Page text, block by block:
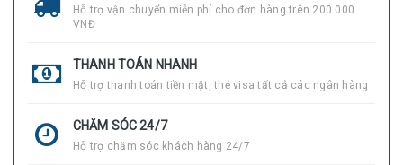
Hỗ trợ vận chuyển miễn phí cho đơn hàng trên 200.000
VNĐ
THANH TOÁN NHANH
Hỗ trợ thanh toán tiền mặt, thẻ visa tất cả các ngân hàng
CHĂM SÓC 24/7
Hỗ trợ chăm sóc khách hàng 24/7